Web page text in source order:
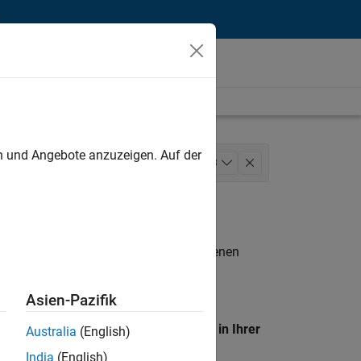
Inside Sales 3
. Wenn Sie noch immer keine offenen
unseres
Standort, um alle Stellenangebote in Ihrer
Angebote anzuzeigen. Auf der
Asien-Pazifik
Australia (English)
India (English)